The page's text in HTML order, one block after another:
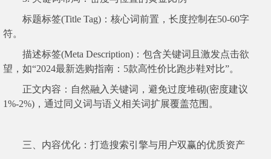
标题标签(Title Tag)：核心词前置，长度控制在50-60字
符。
描述标签(Meta Description)：包含关键词且激发点击欲
望，如“2024最新选购指南：5款高性价比跑步鞋对比”。
正文内容：自然融入关键词，避免过度堆砌(密度建议
1%-2%)，通过同义词与语义相关词扩展覆盖范围。
三、内容优化：打造搜索引擎与用户双赢的优质资产